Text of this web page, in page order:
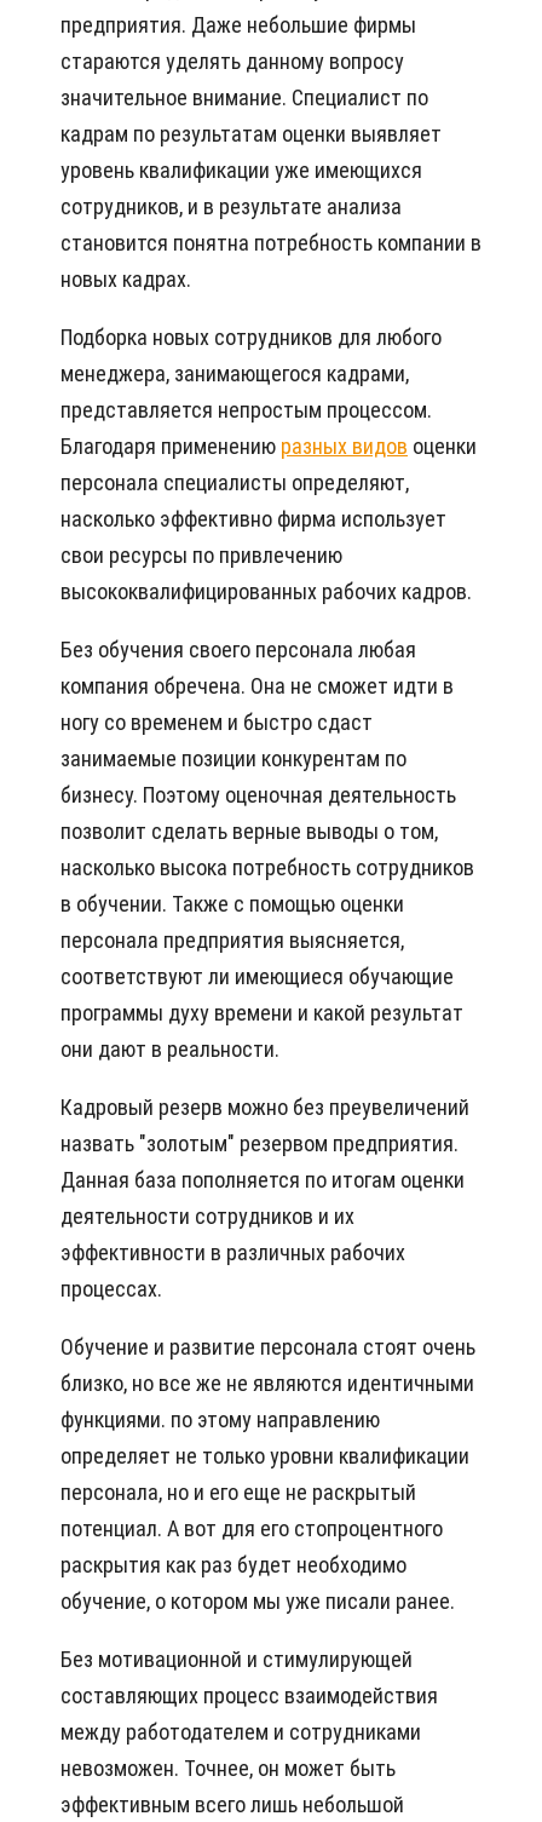
предприятия. Даже небольшие фирмы
стараются уделять данному вопросу
значительное внимание. Специалист по
кадрам по результатам оценки выявляет
уровень квалификации уже имеющихся
сотрудников, и в результате анализа
становится понятна потребность компании в
новых кадрах.
Подборка новых сотрудников для любого
менеджера, занимающегося кадрами,
представляется непростым процессом.
Благодаря применению разных видов оценки
персонала специалисты определяют,
насколько эффективно фирма использует
свои ресурсы по привлечению
высококвалифицированных рабочих кадров.
Без обучения своего персонала любая
компания обречена. Она не сможет идти в
ногу со временем и быстро сдаст
занимаемые позиции конкурентам по
бизнесу. Поэтому оценочная деятельность
позволит сделать верные выводы о том,
насколько высока потребность сотрудников
в обучении. Также с помощью оценки
персонала предприятия выясняется,
соответствуют ли имеющиеся обучающие
программы духу времени и какой результат
они дают в реальности.
Кадровый резерв можно без преувеличений
назвать "золотым" резервом предприятия.
Данная база пополняется по итогам оценки
деятельности сотрудников и их
эффективности в различных рабочих
процессах.
Обучение и развитие персонала стоят очень
близко, но все же не являются идентичными
функциями. по этому направлению
определяет не только уровни квалификации
персонала, но и его еще не раскрытый
потенциал. А вот для его стопроцентного
раскрытия как раз будет необходимо
обучение, о котором мы уже писали ранее.
Без мотивационной и стимулирующей
составляющих процесс взаимодействия
между работодателем и сотрудниками
невозможен. Точнее, он может быть
эффективным всего лишь небольшой